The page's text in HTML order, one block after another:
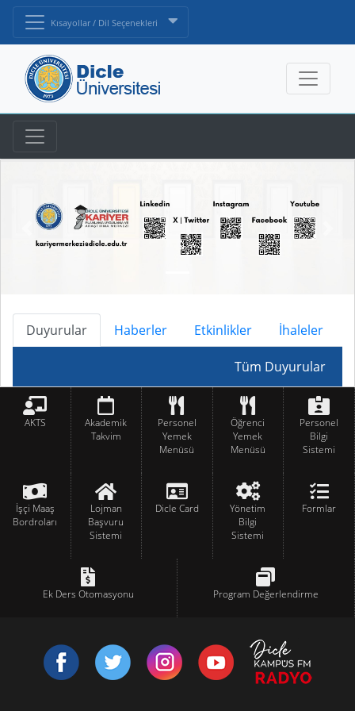
Kısayollar / Dil Seçenekleri
Duyurular Haberler Etkinlikler İhaleler
Tüm Duyurular
AKTS
Akademik
Takvim
Personel
Yemek
Menüsü
Öğrenci
Yemek
Menüsü
Personel
Bilgi
Sistemi
İşçi Maaş
Bordroları
Lojman
Başvuru
Sistemi
Dicle Card
Yönetim
Bilgi
Sistemi
Formlar
Ek Ders Otomasyonu Program Değerlendirme